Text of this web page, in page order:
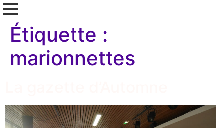
Étiquette :
marionnettes